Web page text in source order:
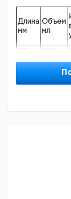
Длина
мм
Объем
мл
30
500 1
1
40
1500 1